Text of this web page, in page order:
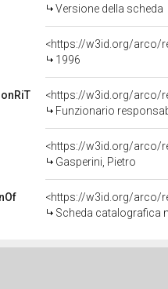
Versione della scheda
<https://w3id.org/arco/
1996
Funzionario
<https://w3id.org/arco/
Gasperini, Pietro
<https://w3id.org/arco/
Scheda catalografica